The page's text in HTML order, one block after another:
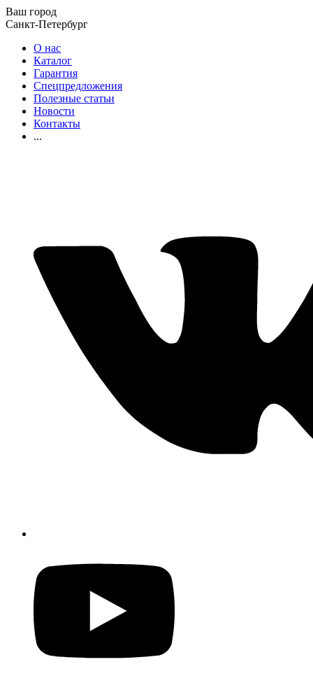
Ваш город
Санкт-Петербург
О нас
Каталог
Гарантия
Спецпредложения
Полезные статьи
Новости
Контакты
...